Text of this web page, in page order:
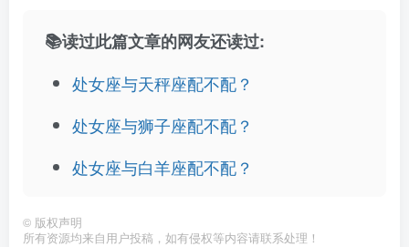
📚读过此篇文章的网友还读过:
处女座与天秤座配不配？
处女座与狮子座配不配？
处女座与白羊座配不配？
© 版权声明
所有资源均来自用户投稿，如有侵权等内容请联系处理！